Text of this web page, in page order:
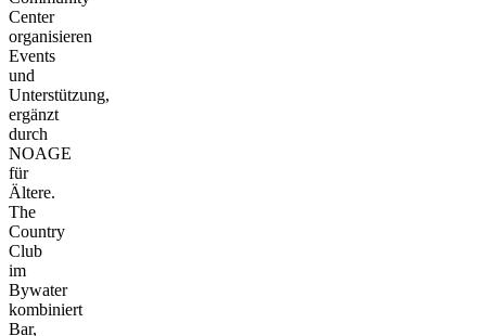
Center
organisieren
Events
und
Unterstützung,
ergänzt
durch
NOAGE
für
Ältere.
The
Country
Club
im
Bywater
kombiniert
Bar,